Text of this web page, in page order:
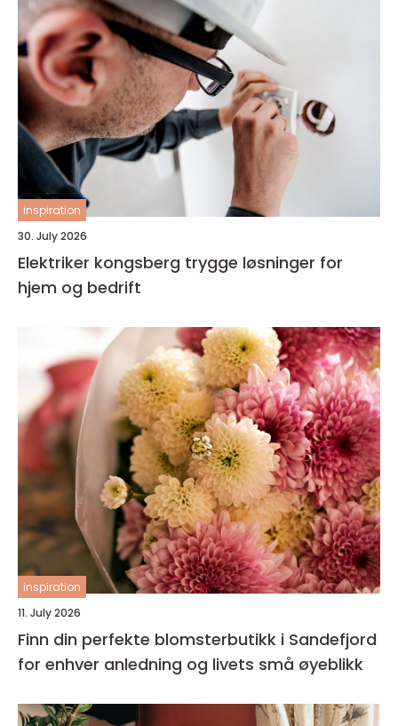
inspiration
30. July 2026
Elektriker kongsberg trygge løsninger for
hjem og bedrift
inspiration
11. July 2026
Finn din perfekte blomsterbutikk i Sandefjord
for enhver anledning og livets små øyeblikk